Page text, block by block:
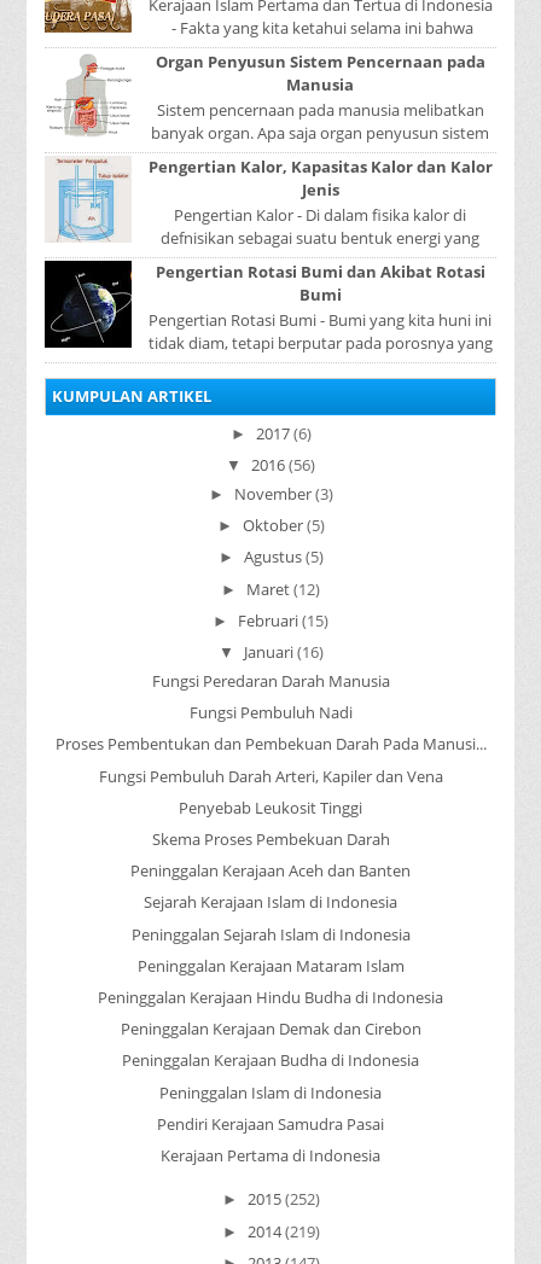
Kerajaan Islam Pertama dan Tertua di Indonesia
- Fakta yang kita ketahui selama ini bahwa
kerajaan Samudera Pasai merupakan kerajaan ...
Organ Penyusun Sistem Pencernaan pada
Manusia
Sistem pencernaan pada manusia melibatkan
banyak organ. Apa saja organ penyusun sistem
pencernaan pada manusia ? Organ penyusun
sistem p...
Pengertian Kalor, Kapasitas Kalor dan Kalor
Jenis
Pengertian Kalor - Di dalam fisika kalor di
defnisikan sebagai suatu bentuk energi yang
dapat berpindah atau mengalir dari benda yang
...
Pengertian Rotasi Bumi dan Akibat Rotasi
Bumi
Pengertian Rotasi Bumi - Bumi yang kita huni ini
tidak diam, tetapi berputar pada porosnya yang
disebut rotasi bumi. Waktu yang diperlukan...
KUMPULAN ARTIKEL
► 2017(6)
▼ 2016(56)
► November(3)
► Oktober(5)
► Agustus(5)
► Maret(12)
► Februari(15)
▼ Januari(16)
Fungsi Peredaran Darah Manusia
Fungsi Pembuluh Nadi
Proses Pembentukan dan Pembekuan Darah Pada Manusi...
Fungsi Pembuluh Darah Arteri, Kapiler dan Vena
Penyebab Leukosit Tinggi
Skema Proses Pembekuan Darah
Peninggalan Kerajaan Aceh dan Banten
Sejarah Kerajaan Islam di Indonesia
Peninggalan Sejarah Islam di Indonesia
Peninggalan Kerajaan Mataram Islam
Peninggalan Kerajaan Hindu Budha di Indonesia
Peninggalan Kerajaan Demak dan Cirebon
Peninggalan Kerajaan Budha di Indonesia
Peninggalan Islam di Indonesia
Pendiri Kerajaan Samudra Pasai
Kerajaan Pertama di Indonesia
► 2015(252)
► 2014(219)